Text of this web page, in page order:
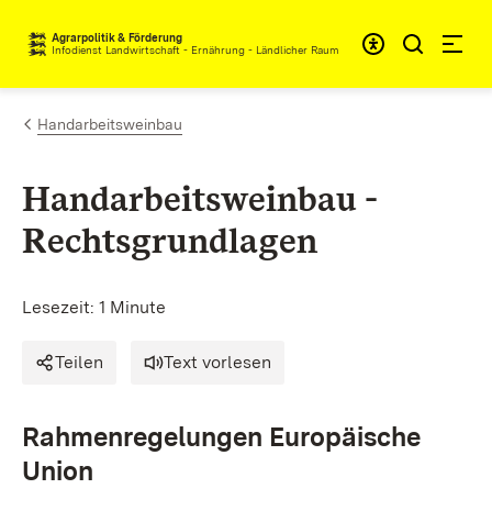
Zum Inhalt springen
Agrarpolitik & Förderung
Infodienst Landwirtschaft - Ernährung - Ländlicher Raum
Handarbeitsweinbau
Handarbeitsweinbau -
Rechtsgrundlagen
Lesezeit: 1 Minute
Teilen Text vorlesen
Rahmenregelungen Europäische
Union